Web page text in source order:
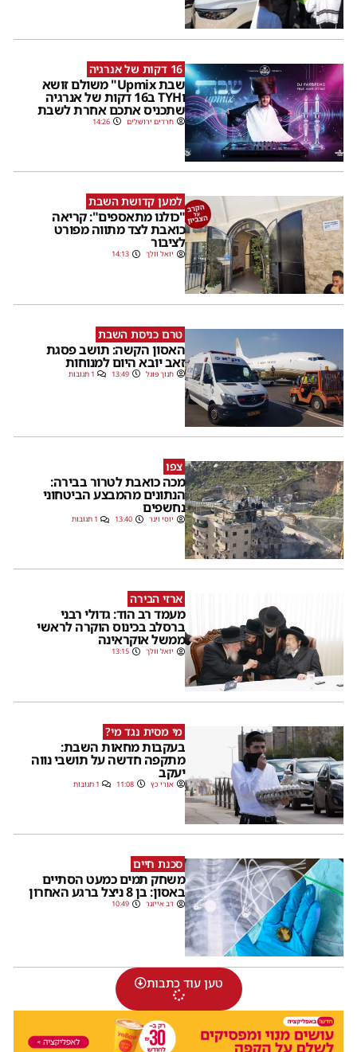
16 דקות של אנרגיה
שבת Upmix" משולם זושא
וTYH ב16 דקות של אנרגיה
שתכניס אתכם אחרת לשבת
חרדים ירושלים 14:26
למען קדושת השבת
"כולנו מתאספים": קריאה
כואבת לצד מתווה מפורט
לציבור
יואל וולך 14:13
טרם כניסת השבת
האסון הקשה: תושב פסגת
זאב יובא היום למנוחות
חנוך פוגל 13:49 1 תגובות
צפו
מכה כואבת לטרור בבירה:
הנתונים מהמבצע הביטחוני
נחשפים
יוסי וינר 13:40 1 תגובות
ארזי הבירה
מעמד רב הוד: גדולי רבני
ברסלב בכינוס הוקרה לראשי
ממשל אוקראינה
יואל וולך 13:15
מי מסית נגד מי?
בעקבות מחאות השבת:
מתקפה חדשה על תושבי נווה
יעקב
אורי כץ 11:08 1 תגובות
סכנת חיים
משחק תמים כמעט הסתיים
באסון: בן 8 ניצל ברגע האחרון
דב אייזנר 10:49
טען עוד כתבות